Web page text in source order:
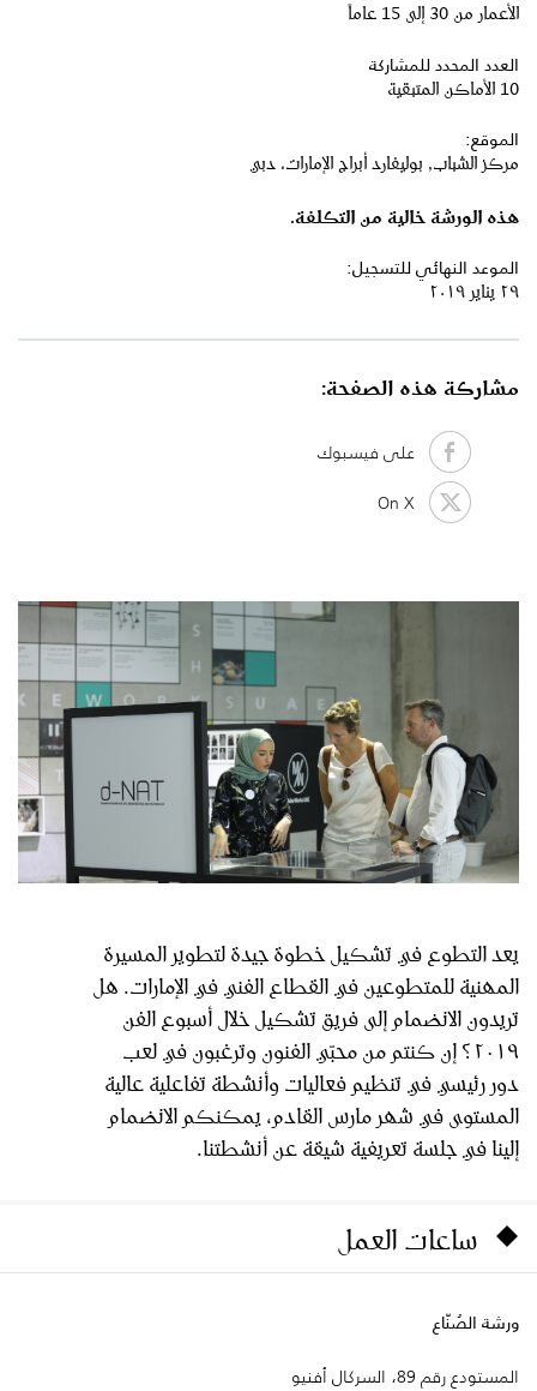
الأعمار من 30 إلى 15 عاماً
العدد المحدد للمشاركة
10 الأماكن المتبقية
الموقع:
مركز الشباب, بوليفارد أبراج الإمارات، دبي
هذه الورشة خالية من التكلفة.
الموعد النهائي للتسجيل:
٢٩ يناير ٢٠١٩
مشاركة هذه الصفحة:
على فيسبوك
يعد التطوع في تشكيل خطوة جيدة لتطوير المسيرة
المهنية للمتطوعين في القطاع الفني في الإمارات. هل
تريدون الانضمام إلى فريق تشكيل خلال أسبوع الفن
٢٠١٩؟ إن كنتم من محبّي الفنون وترغبون في لعب
دور رئيسي في تنظيم فعاليات وأنشطة تفاعلية عالية
المستوى في شهر مارس القادم، يمكنكم الانضمام
إلينا في جلسة تعريفية شيقة عن أنشطتنا.
ساعات العمل
ورشة الصُنّاع
المستودع رقم 89، السركال أفنيو